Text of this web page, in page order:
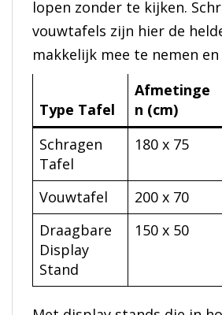
lopen zonder te kijken.
vouwtafels zijn hier de
makkelijk mee te nemen
Type Tafel
Afmetinge
n (cm)
Schragen
Tafel
180 x 75
Vouwtafel 200 x 70
Draagbare
Display
Stand
150 x 50